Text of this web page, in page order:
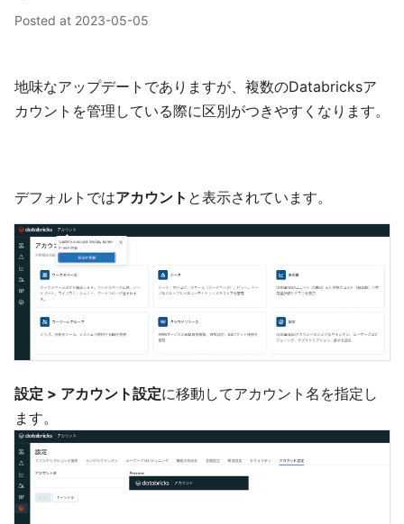
Posted at 2023-05-05
地味なアップデートでありますが、複数のDatabricksア
カウントを管理している際に区別がつきやすくなります。
デフォルトではアカウント と表示されています。
設定 > アカウント設定に移動してアカウント名を指定し
ます。